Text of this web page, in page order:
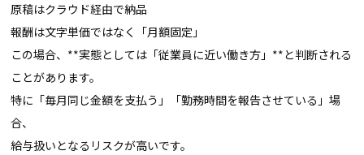
原稿はクラウド経由で納品
報酬は文字単価ではなく「月額固定」
この場合、**実態としては「従業員に近い働き方」**と判断される
ことがあります。
特に「毎月同じ金額を支払う」「勤務時間を報告させている」場
合、
給与扱いとなるリスクが高いです。